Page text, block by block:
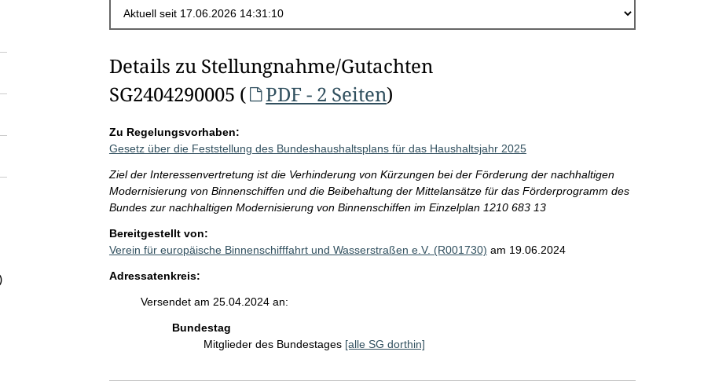
Details zu Stellungnahme/Gutachten
SG2404290005 (
PDF - 2 Seiten)
Zu Regelungsvorhaben:
Gesetz über die Feststellung des Bundeshaushaltsplans für das Haushaltsjahr 2025
Ziel der Interessenvertretung ist die Verhinderung von Kürzungen bei der Förderung der nachhaltigen
Modernisierung von Binnenschiffen und die Beibehaltung der Mittelansätze für das Förderprogramm des
Bundes zur nachhaltigen Modernisierung von Binnenschiffen im Einzelplan 1210 683 13
Bereitgestellt von:
Verein für europäische Binnenschifffahrt und Wasserstraßen e.V. (R001730) am 19.06.2024
Adressatenkreis:
Versendet am 25.04.2024 an:
Bundestag
Mitglieder des Bundestages [alle SG dorthin]